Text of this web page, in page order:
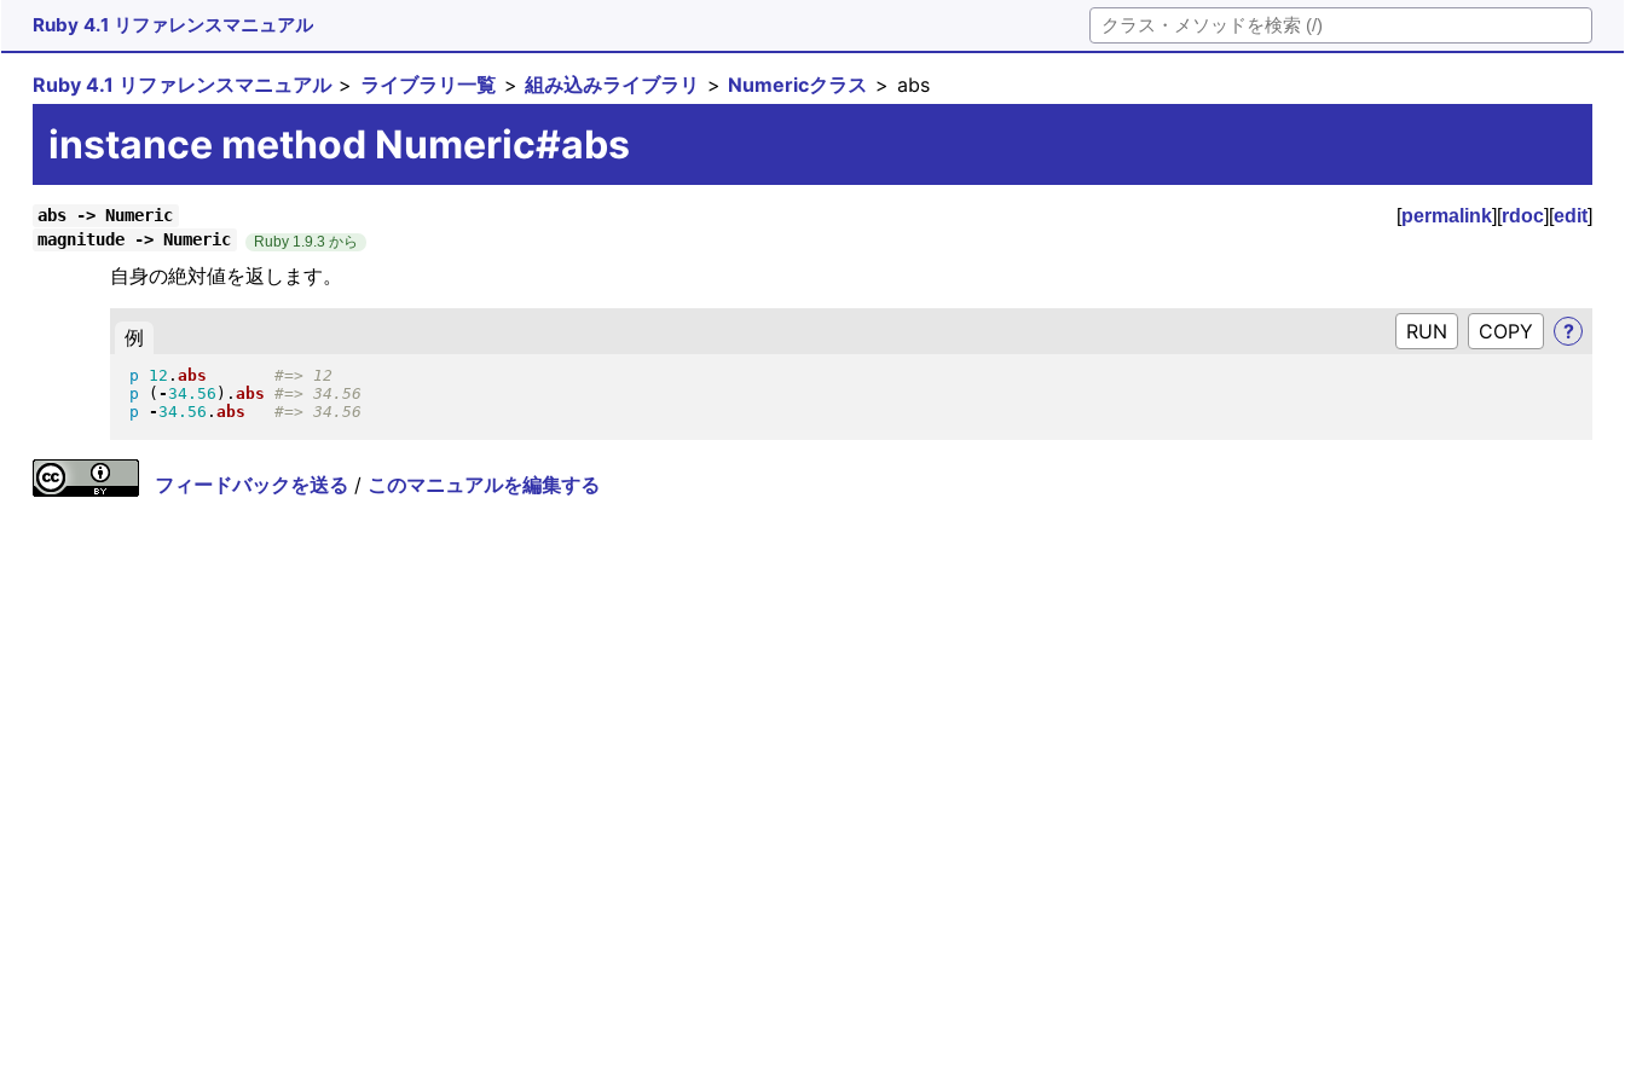
Ruby 4.1 リファレンスマニュアル
Ruby 4.1 リファレンスマニュアル ライブラリ一覧 組み込みライブラリ Numericクラス abs
instance method Numeric#abs
abs -> Numeric [permalink][rdoc][edit]
magnitude -> Numeric Ruby 1.9.3 から
自身の絶対値を返します。
例 RUN ?
p 12 . abs
p
( -34.56 ) . abs
p
-34.56 . abs
フィードバックを送る / このマニュアルを編集する